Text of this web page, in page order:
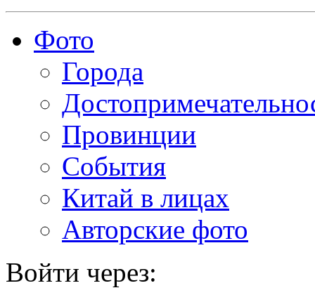
Фото
Города
Провинции
События
Китай в лицах
Авторские фото
Войти через: